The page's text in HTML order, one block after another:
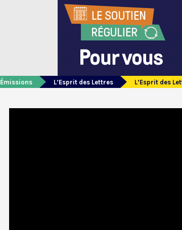
Émissions L’Esprit des Lettres L’Esprit des